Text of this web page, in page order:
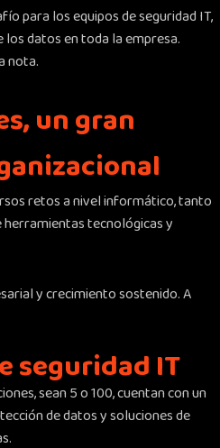
para los equipos de seguridad IT,
datos en toda la empresa.
nota.
un gran
retos a nivel informático, tanto
tecnológicas y
y crecimiento sostenido. A
seguridad IT
sean 5 o 100, cuentan con un
de datos y soluciones de